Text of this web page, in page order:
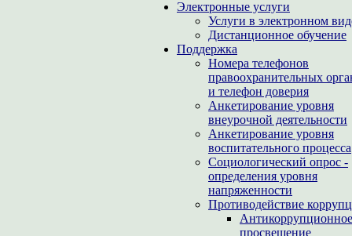
Электронные услуги
Услуги в электронном
Дистанционное обучение
Поддержка
Номера телефонов
правоохранительных
и телефон доверия
Анкетирование уровня
внеурочной деятельности
Анкетирование уровня
воспитательного процесса
Социологический опрос -
определения уровня
напряженности
Противодействие
Антикоррупционное
просвещение